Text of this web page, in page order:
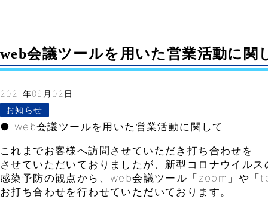
web会議ツールを用いた営業活動に関
2021年09月02日
お知らせ
● web会議ツールを用いた営業活動に関して
これまでお客様へ訪問させていただき打ち合わせを
させていただいておりましたが、新型コロナウイル
感染予防の観点から、web会議ツール「zoom」や「
お打ち合わせを行わせていただいております。